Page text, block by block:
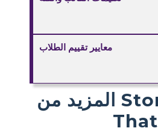
معايير تقييم الطلاب
المزيد من Storyboard
That